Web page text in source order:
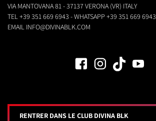
VIA MANTOVANA 81 - 37137 VERONA (VR) ITALY
TEL +39 351 669 6943 - WHATSAPP +39 351 669 6943
EMAIL INFO@DIVINABLK.COM
RENTRER DANS LE CLUB DIVINA BLK